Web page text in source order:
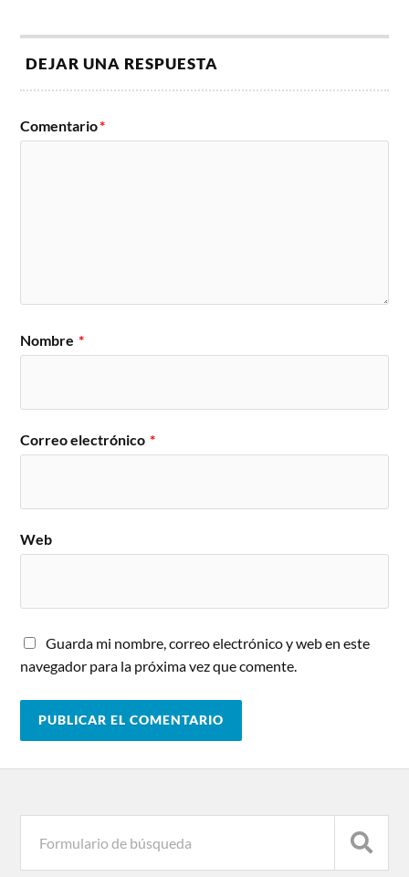
DEJAR UNA RESPUESTA
Comentario*
Nombre *
Correo electrónico *
Web
Guarda mi nombre, correo electrónico y web en este
navegador para la próxima vez que comente.